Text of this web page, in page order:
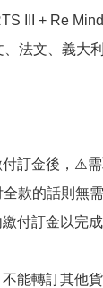
III + Re
、法文、義大
訂金後，⚠️
款的話則無需
付訂金以完
能轉訂其他